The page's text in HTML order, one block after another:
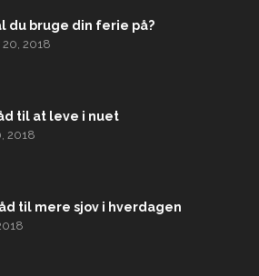
du bruge din ferie på?
2018
til at leve i nuet
2018
til mere sjov i hverdagen